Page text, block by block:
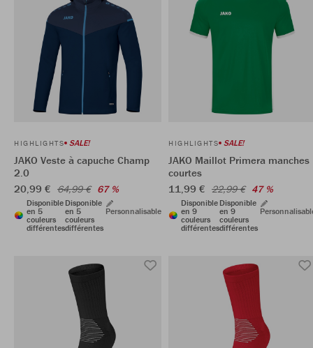
HIGHLIGHTS SALE!
JAKO Veste à capuche Champ
2.0
20,99 € 64,99 € 67 %
Disponible
en 5
couleurs
différentes
Disponible
en 5
couleurs
différentes
Personnalisable
HIGHLIGHTS SALE!
JAKO Maillot Primera manches
courtes
11,99 € 22,99 € 47 %
Disponible
en 9
couleurs
différentes
Disponible
en 9
couleurs
différentes